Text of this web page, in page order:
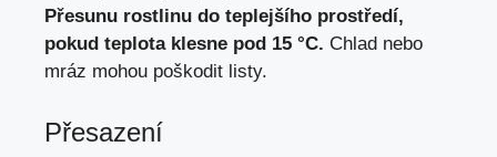
Přesunu rostlinu do teplejšího prostředí,
pokud teplota klesne pod 15 °C. Chlad nebo
mráz mohou poškodit listy.
Přesazení